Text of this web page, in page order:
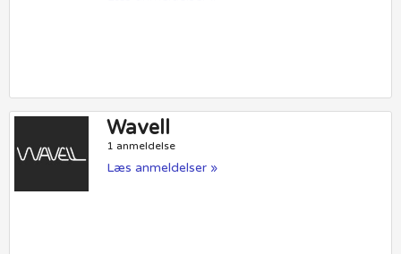
Wavell
1 anmeldelse
Læs anmeldelser »